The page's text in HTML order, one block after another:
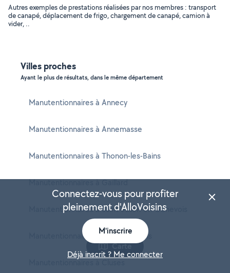
Autres exemples de prestations réalisées par nos membres : transport
de canapé, déplacement de frigo, chargement de canapé, camion à
vider, ..
Villes proches
Ayant le plus de résultats, dans le même département
Manutentionnaires à Annecy
Manutentionnaires à Annemasse
Manutentionnaires à Thonon-les-Bains
Manutentionnaires à Gaillard
Manutentionnaires à Saint-Julien-en-Genevois
Manutentionnaires à Évian-les-Bains
Manutentionnaires à Cluses
Carte
Connectez-vous pour profiter
pleinement d'AlloVoisins
M'inscrire
Déjà inscrit ? Me connecter